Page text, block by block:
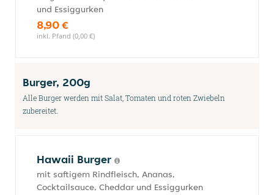
und Essiggurken
8,90 €
inkl. Pfand (0,00 €)
Burger, 200g
Alle Burger werden mit Salat, Tomaten und roten Zwiebeln
zubereitet.
Hawaii Burger
mit saftigem Rindfleisch, Ananas,
Cocktailsauce, Cheddar und Essiggurken